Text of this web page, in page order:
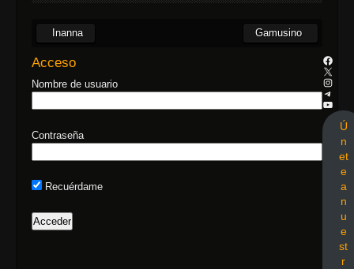
Inanna Gamusino
Acceso
Nombre de usuario
Contraseña
Recuérdame
Ú
n
et
e
a
n
u
e
st
r